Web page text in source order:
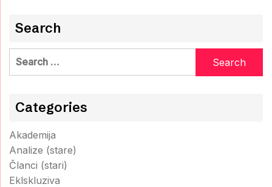
Search
Search
Categories
Akademija
Analize (stare)
Članci (stari)
Eklskluziva